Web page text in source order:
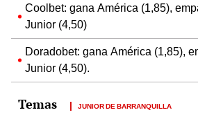
Coolbet: gana América (1,85),
Junior (4,50)
Doradobet: gana América (1,85),
Junior (4,50).
JUNIOR DE BARRANQUILLA